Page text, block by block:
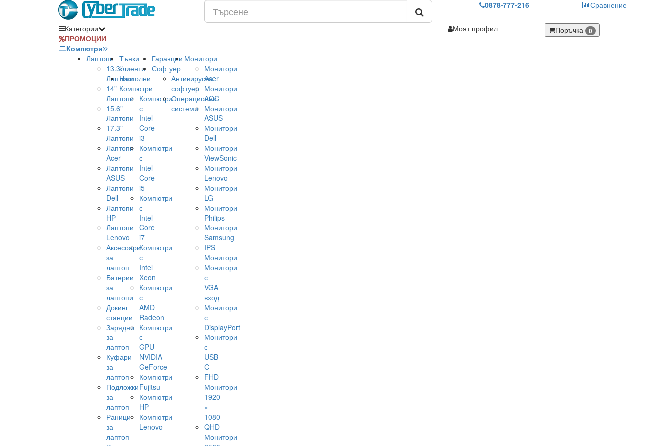
0878-777-216 Сравнение
Категории
ПРОМОЦИИ
Компютри
Лаптопи
13.3"
Лаптопи
14"
Лаптопи
15.6"
Лаптопи
17.3"
Лаптопи
Лаптопи
Acer
Лаптопи
ASUS
Лаптопи
Dell
Лаптопи
HP
Лаптопи
Lenovo
Аксесоари
за
лаптоп
Батерии
за
лаптопи
Докинг
станции
Зарядни
за
лаптоп
Куфари
за
лаптоп
Подложки
за
лаптоп
Раници
за
лаптоп
Тънки
клиенти
Настолни
Компютри
Компютри
с
Intel
Core
i3
Компютри
с
Intel
Core
i5
Компютри
с
Intel
Core
i7
Компютри
с
Intel
Xeon
Компютри
с
AMD
Radeon
Компютри
с
GPU
NVIDIA
GeForce
Компютри
Fujitsu
Компютри
HP
Компютри
Lenovo
Гаранции
Софтуер
Антивирусен
софтуер
Операционни
системи
Монитори
Монитори
Acer
Монитори
AOC
Монитори
ASUS
Монитори
Dell
Монитори
ViewSonic
Монитори
Lenovo
Монитори
LG
Монитори
Philips
Монитори
Samsung
IPS
Монитори
Монитори
с
VGA
вход
Монитори
с
DisplayPort
Монитори
с
USB-
C
FHD
Монитори
1920
×
1080
QHD
Монитори
Моят профил Поръчка 0